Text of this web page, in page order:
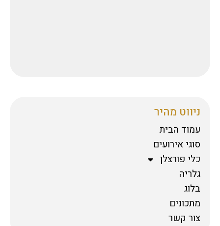
ניווט מהיר
עמוד הבית
סוגי אירועים
כלי פורצלן
גלריה
בלוג
מתכונים
צור קשר